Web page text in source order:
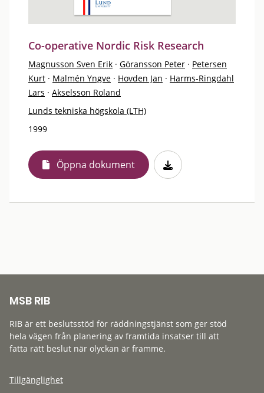
Co-operative Nordic Risk Research
Magnusson Sven Erik · Göransson Peter · Petersen
Kurt · Malmén Yngve · Hovden Jan · Harms-Ringdahl
Lars · Akselsson Roland
Lunds tekniska högskola (LTH)
1999
Öppna dokument
MSB RIB
RIB är ett beslutsstöd för räddningstjänst som ger stöd
hela vägen från planering av framtida insatser till att
fatta rätt beslut när olyckan är framme.
Tillgänglighet